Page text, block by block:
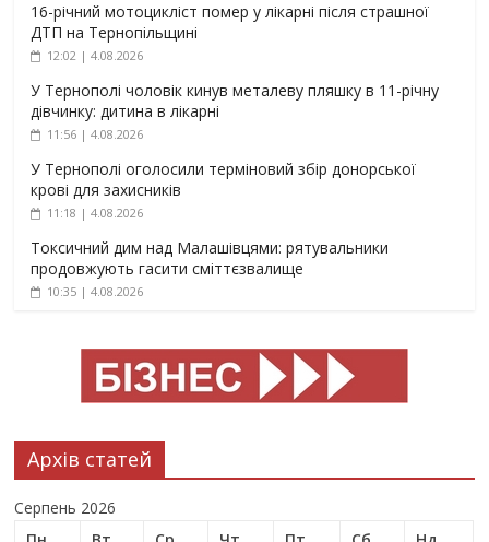
16-річний мотоцикліст помер у лікарні після страшної
ДТП на Тернопільщині
12:02 | 4.08.2026
У Тернополі чоловік кинув металеву пляшку в 11-річну
дівчинку: дитина в лікарні
11:56 | 4.08.2026
У Тернополі оголосили терміновий збір донорської
крові для захисників
11:18 | 4.08.2026
Токсичний дим над Малашівцями: рятувальники
продовжують гасити сміттєзвалище
10:35 | 4.08.2026
Архів статей
Серпень 2026